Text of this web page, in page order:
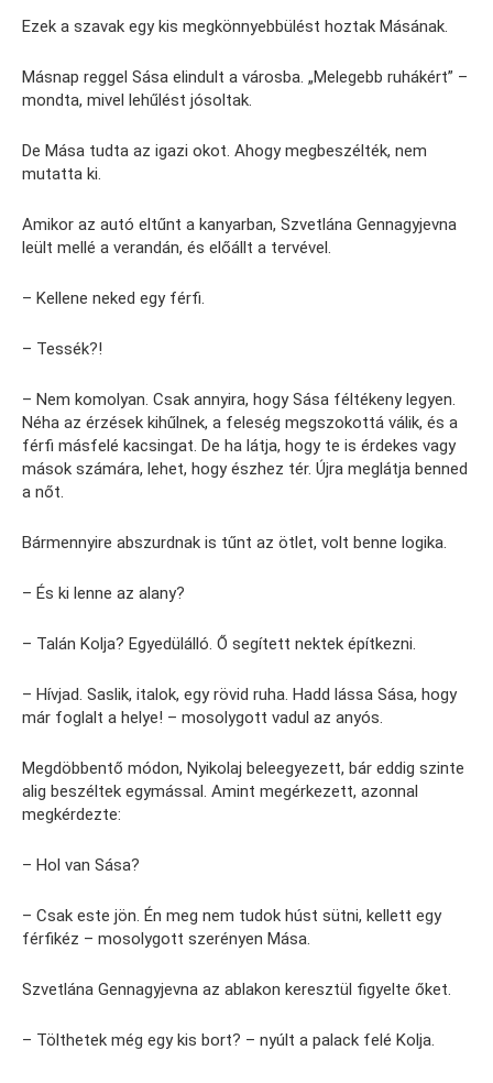
Ezek a szavak egy kis megkönnyebbülést hoztak Másának.
Másnap reggel Sása elindult a városba. „Melegebb ruhákért” –
mondta, mivel lehűlést jósoltak.
De Mása tudta az igazi okot. Ahogy megbeszélték, nem
mutatta ki.
Amikor az autó eltűnt a kanyarban, Szvetlána Gennagyjevna
leült mellé a verandán, és előállt a tervével.
– Kellene neked egy férfi.
– Tessék?!
– Nem komolyan. Csak annyira, hogy Sása féltékeny legyen.
Néha az érzések kihűlnek, a feleség megszokottá válik, és a
férfi másfelé kacsingat. De ha látja, hogy te is érdekes vagy
mások számára, lehet, hogy észhez tér. Újra meglátja benned
a nőt.
Bármennyire abszurdnak is tűnt az ötlet, volt benne logika.
– És ki lenne az alany?
– Talán Kolja? Egyedülálló. Ő segített nektek építkezni.
– Hívjad. Saslik, italok, egy rövid ruha. Hadd lássa Sása, hogy
már foglalt a helye! – mosolygott vadul az anyós.
Megdöbbentő módon, Nyikolaj beleegyezett, bár eddig szinte
alig beszéltek egymással. Amint megérkezett, azonnal
megkérdezte:
– Hol van Sása?
– Csak este jön. Én meg nem tudok húst sütni, kellett egy
férfikéz – mosolygott szerényen Mása.
Szvetlána Gennagyjevna az ablakon keresztül figyelte őket.
– Tölthetek még egy kis bort? – nyúlt a palack felé Kolja.